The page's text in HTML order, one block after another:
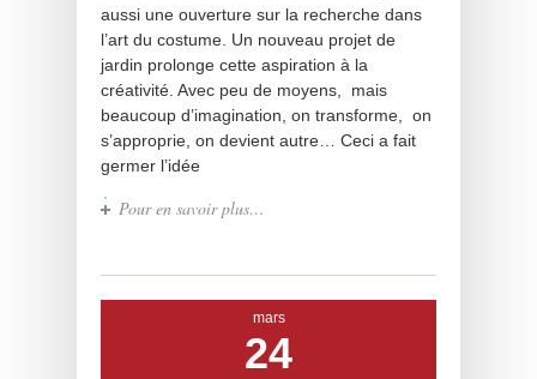
aussi une ouverture sur la recherche dans
l’art du costume. Un nouveau projet de
jardin prolonge cette aspiration à la
créativité. Avec peu de moyens, mais
beaucoup d’imagination, on transforme, on
s’approprie, on devient autre… Ceci a fait
germer l’idée
Pour en savoir plus…
mars
24